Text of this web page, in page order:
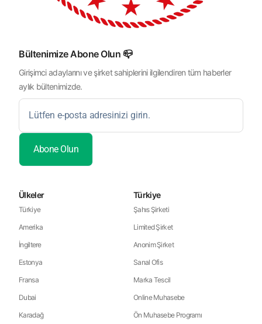
Bültenimize Abone Olun 📪
Girişimci adaylarını ve şirket sahiplerini ilgilendiren tüm haberler
aylık bültenimizde.
Ülkeler
Türkiye
Amerika
İngiltere
Estonya
Fransa
Dubai
Karadağ
Türkiye
Şahıs Şirketi
Limited Şirket
Anonim Şirket
Sanal Ofis
Marka Tescil
Online Muhasebe
Ön Muhasebe Programı